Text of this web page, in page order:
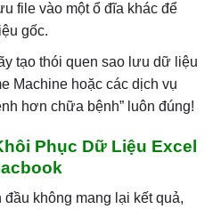
file vào một ổ đĩa khác để
gốc.
tạo thói quen sao lưu dữ liệu
Machine hoặc các dịch vụ
hơn chữa bệnh” luôn đúng!
Phục Dữ Liệu Excel
không mang lại kết quả,